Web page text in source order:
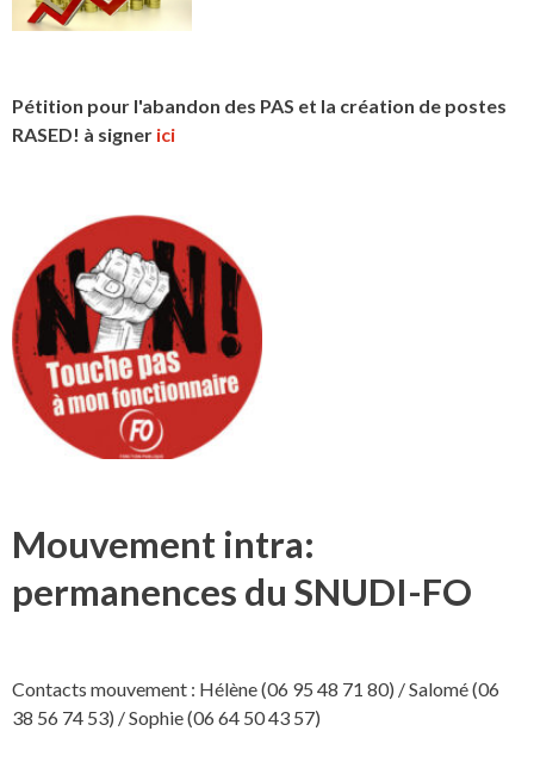
Pétition pour l'abandon des PAS et la création de postes
RASED! à signer ici
Mouvement intra:
permanences du SNUDI-FO
Contacts mouvement : Hélène (06 95 48 71 80) / Salomé (06
38 56 74 53) / Sophie (06 64 50 43 57)